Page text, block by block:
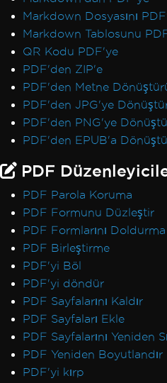
Markdown Dosyasını
Markdown Tablosunu
QR Kodu PDF'ye
PDF'den ZIP'e
PDF'den Metne
PDF'den JPG'ye
PDF'den PNG'ye
PDF'den EPUB'a
PDF
PDF Parola Koruma
PDF Formunu Düzleştir
PDF Formlarını Doldurma
PDF Birleştirme
PDF'yi Böl
PDF'yi döndür
PDF Sayfalarını Kaldır
PDF Sayfaları Ekle
PDF Sayfalarını Yeniden
PDF Yeniden Boyutlandır
PDF'yi kırp